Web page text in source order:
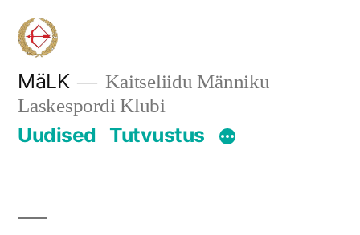
Skip
content
MäLK
Kaitseliidu Männiku
Laskespordi Klubi
Uudised Tutvustus